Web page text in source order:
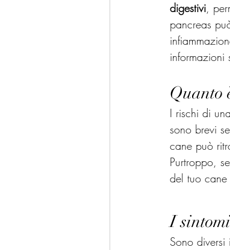
digestivi,
pancreas
informazioni
Quanto
I rischi di
sono brevi
cane può
Purtroppo,
del tuo cane
I
Sono